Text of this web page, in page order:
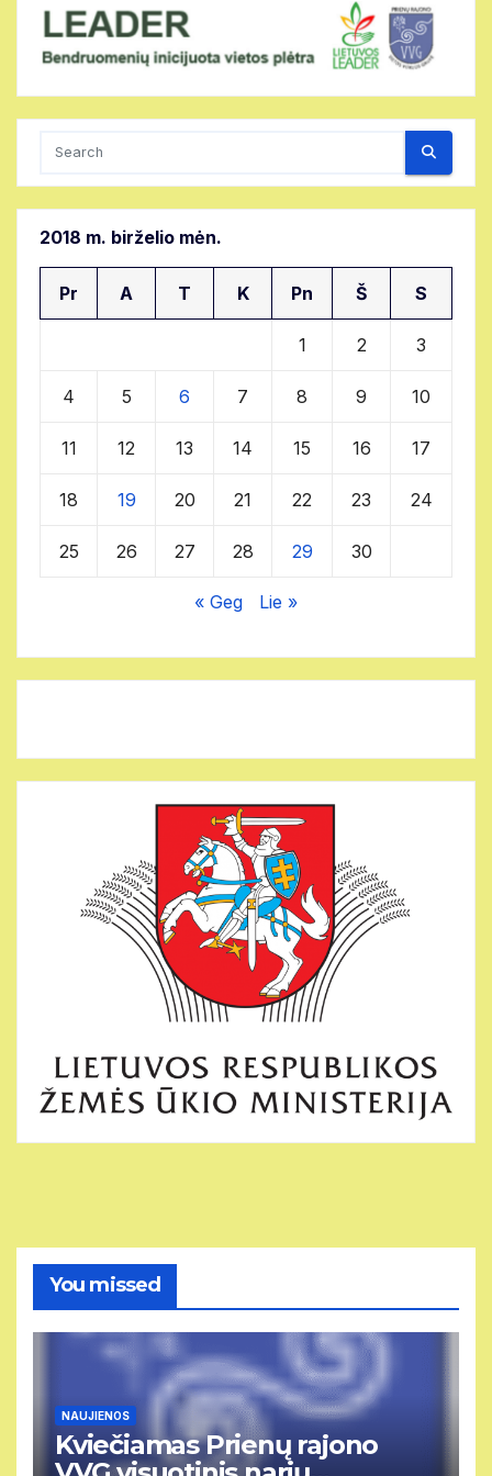
Search
2018 m. birželio mėn.
Pr A T K Pn Š S
1 2 3
4 5 6 7 8 9 10
11 12 13 14 15 16 17
18 19 20 21 22 23 24
25 26 27 28 29 30
« Geg Lie »
You missed
NAUJIENOS
Kviečiamas Prienų rajono